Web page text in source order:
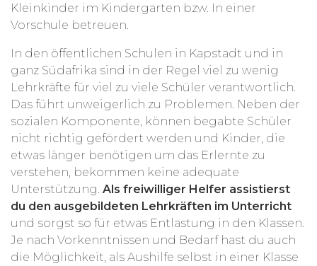
Kleinkinder im Kindergarten bzw. In einer
Vorschule betreuen.
In den öffentlichen Schulen in Kapstadt und in
ganz Südafrika sind in der Regel viel zu wenig
Lehrkräfte für viel zu viele Schüler verantwortlich.
Das führt unweigerlich zu Problemen. Neben der
sozialen Komponente, können begabte Schüler
nicht richtig gefördert werden und Kinder, die
etwas länger benötigen um das Erlernte zu
verstehen, bekommen keine adequate
Unterstützung. Als freiwilliger Helfer assistierst
du den ausgebildeten Lehrkräften im Unterricht
und sorgst so für etwas Entlastung in den Klassen.
Je nach Vorkenntnissen und Bedarf hast du auch
die Möglichkeit, als Aushilfe selbst in einer Klasse